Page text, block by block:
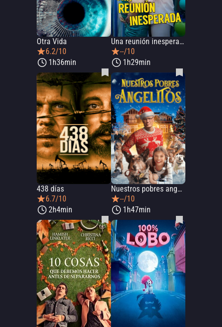
Otra Vida
6.2/10
1h36min
Una reunión inesperada
--/10
1h29min
438 días
6.7/10
2h4min
Nuestros pobres angelitos
--/10
1h47min